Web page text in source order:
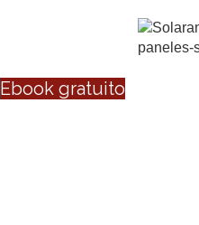
Ebook gratuito